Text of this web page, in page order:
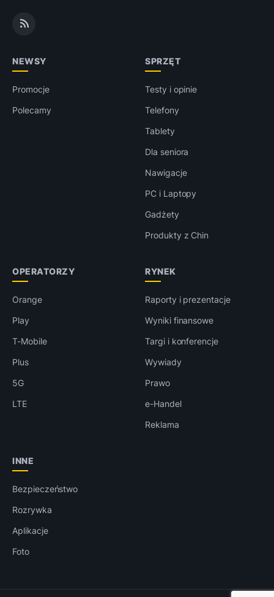
NEWSY
Promocje
Polecamy
SPRZĘT
Testy i opinie
Telefony
Tablety
Dla seniora
Nawigacje
PC i Laptopy
Gadżety
Produkty z Chin
OPERATORZY
Orange
Play
T-Mobile
Plus
5G
LTE
RYNEK
Raporty i prezentacje
Wyniki finansowe
Targi i konferencje
Wywiady
Prawo
e-Handel
Reklama
INNE
Bezpieczeństwo
Rozrywka
Aplikacje
Foto